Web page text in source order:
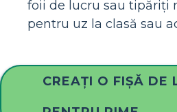
foii de lucru sau tipăriți
pentru uz la clasă sau
CREAȚI O FIȘĂ DE